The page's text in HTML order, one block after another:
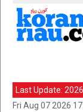
Last Update:
Fri Aug 07 2026